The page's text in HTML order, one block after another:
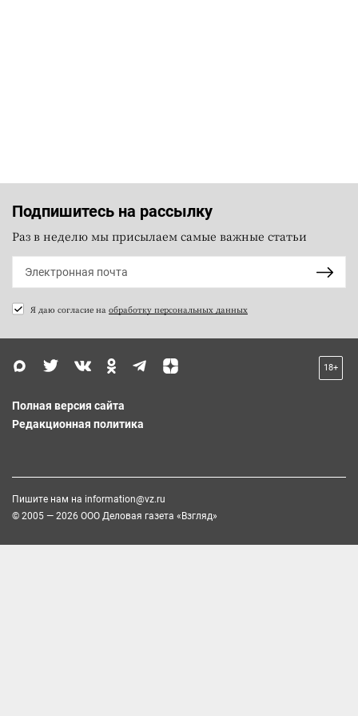
Подпишитесь на рассылку
Раз в неделю мы присылаем самые важные статьи
Я даю согласие на обработку персональных данных
18+
Полная версия сайта
Редакционная политика
Пишите нам на information@vz.ru
© 2005 — 2026 ООО Деловая газета «Взгляд»